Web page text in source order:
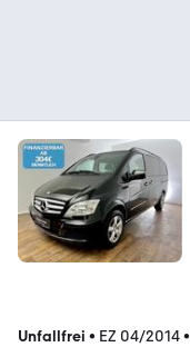
Unfallfrei • EZ 04/2014•